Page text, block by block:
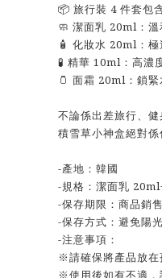
📦 旅行裝 4 件套包
🧼 潔面乳 20ml：溫
🧴 化妝水 20ml：極
🧪 精華 10ml：高濃
🫙 面霜 20ml：鎖緊
不論係出差旅行、
積雪草小神盒絕對
-產地：韓國
-規格：潔面乳
-保存期限：商品銷
-保存方式：避免陽
-注意事項：
※請確保將產品放在
※使用後如有不適，